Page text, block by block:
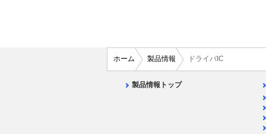
ホーム 製品情報 ドライバIC
製品情報トップ